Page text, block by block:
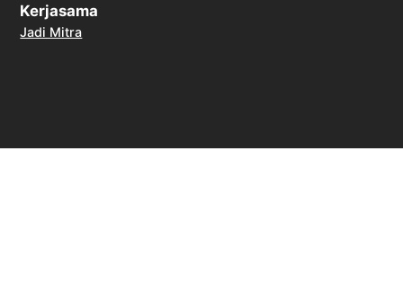
Kerjasama
Jadi Mitra